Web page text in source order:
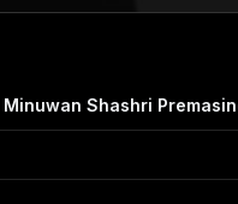
Minuwan Shashri